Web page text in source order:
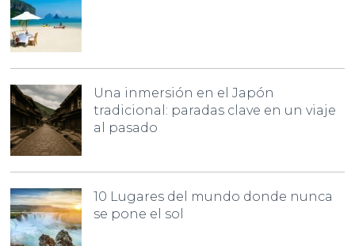
Una inmersión en el Japón
tradicional: paradas clave en un viaje
al pasado
10 Lugares del mundo donde nunca
se pone el sol